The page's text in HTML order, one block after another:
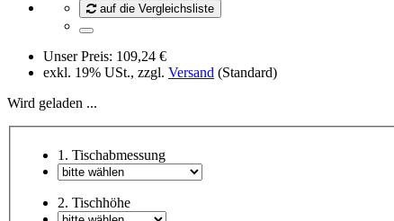
auf die Vergleichsliste
Unser Preis: 109,24 €
exkl. 19% USt., zzgl. Versand (Standard)
Wird geladen ...
1. Tischabmessung
2. Tischhöhe